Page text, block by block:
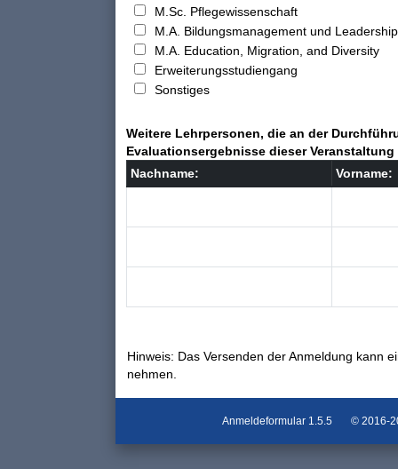
M.Sc. Pflegewissenschaft
M.A. Bildungsmanagement und
M.A. Education, Migration, and Diversity
Erweiterungsstudiengang
Sonstiges
Weitere Lehrpersonen, die an der
Evaluationsergebnisse dieser
Nachname:
Vorname:
Hinweis: Das Versenden der Anmeldung kann
nehmen.
Anmeldeformular 1.5.5 © 2016-